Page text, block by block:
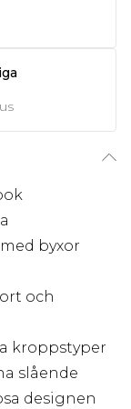
byxor
och
kroppstyper
slående
designen